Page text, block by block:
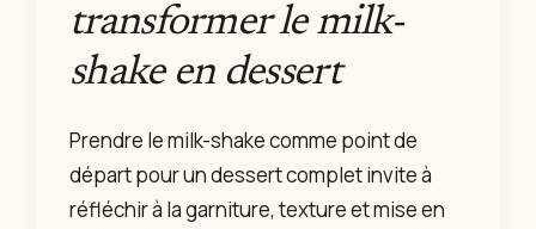
transformer le milk-
shake en dessert
Prendre le milk-shake comme point de
départ pour un dessert complet invite à
réfléchir à la garniture, texture et mise en